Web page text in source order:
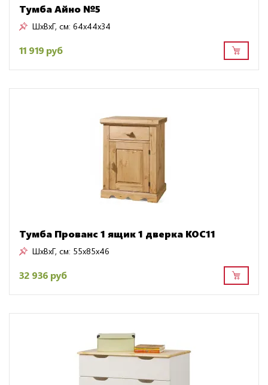
Тумба Айно №5
ШxВxГ, см: 64x44x34
11 919 руб
Тумба Прованс 1 ящик 1 дверка KOC11
ШxВxГ, см: 55x85x46
32 936 руб